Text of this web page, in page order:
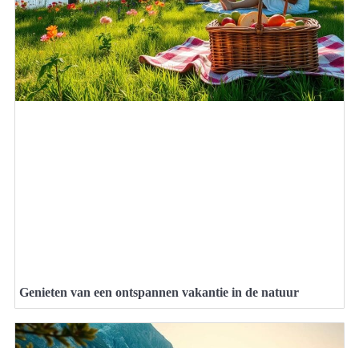
Genieten van een ontspannen vakantie in de natuur